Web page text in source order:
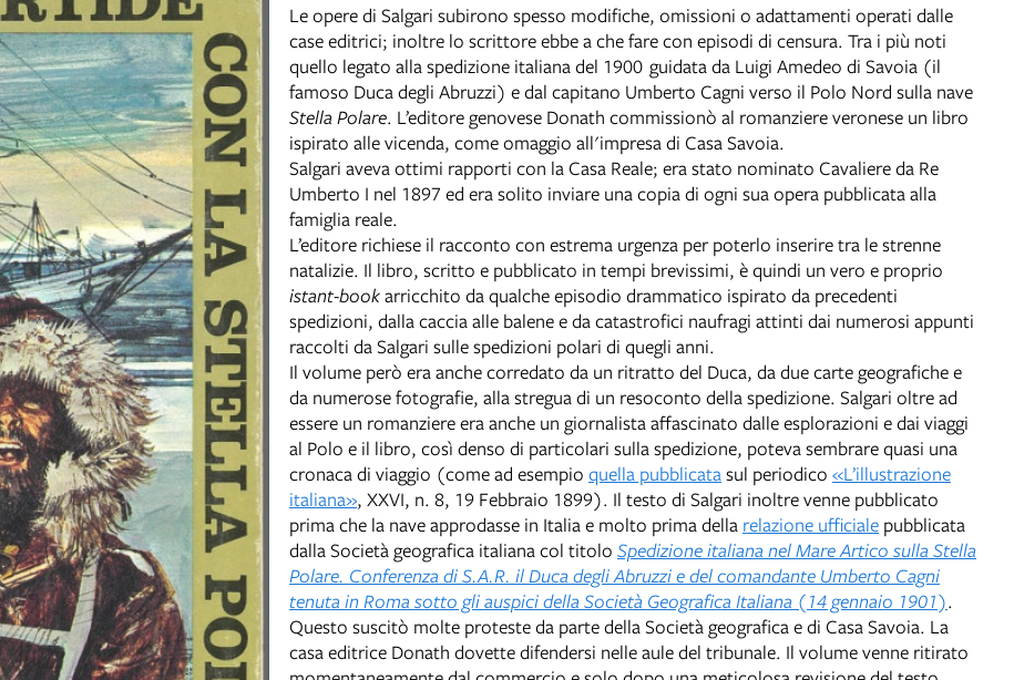
Le opere di Salgari subirono spesso modifiche, omissioni o adattamenti operati dalle
case editrici; inoltre lo scrittore ebbe a che fare con episodi di censura. Tra i più noti
quello legato alla spedizione italiana del 1900 guidata da Luigi Amedeo di Savoia (il
famoso Duca degli Abruzzi) e dal capitano Umberto Cagni verso il Polo Nord sulla nave
Stella Polare. L’editore genovese Donath commissionò al romanziere veronese un libro
ispirato alle vicenda, come omaggio all'impresa di Casa Savoia.
Salgari aveva ottimi rapporti con la Casa Reale; era stato nominato Cavaliere da Re
Umberto I nel 1897 ed era solito inviare una copia di ogni sua opera pubblicata alla
famiglia reale.
L’editore richiese il racconto con estrema urgenza per poterlo inserire tra le strenne
natalizie. Il libro, scritto e pubblicato in tempi brevissimi, è quindi un vero e proprio
istant-bookarricchito da qualche episodio drammatico ispirato da precedenti
spedizioni, dalla caccia alle balene e da catastrofici naufragi attinti dai numerosi appunti
raccolti da Salgari sulle spedizioni polari di quegli anni.
Il volume però era anche corredato da un ritratto del Duca, da due carte geografiche e
da numerose fotografie, alla stregua di un resoconto della spedizione. Salgari oltre ad
essere un romanziere era anche un giornalista affascinato dalle esplorazioni e dai viaggi
al Polo e il libro, così denso di particolari sulla spedizione, poteva sembrare quasi una
cronaca di viaggio (come ad esempio quella pubblicatasul periodico «L’illustrazione
italiana», XXVI, n. 8, 19 Febbraio 1899). Il testo di Salgari inoltre venne pubblicato
prima che la nave approdasse in Italia e molto prima della relazione ufficiale pubblicata
dalla Società geografica italiana col titolo Spedizione italiana nel Mare Artico sulla Stella
Polare. Conferenza di S.A.R. il Duca degli Abruzzi e del comandante Umberto Cagni
tenuta in Roma sotto gli auspici della Società Geografica Italiana (14 gennaio 1901).
Questo suscitò molte proteste da parte della Società geografica e di Casa Savoia. La
casa editrice Donath dovette difendersi nelle aule del tribunale. Il volume venne ritirato